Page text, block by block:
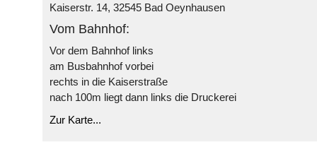
Kaiserstr. 14, 32545 Bad Oeynhausen
Vom Bahnhof:
Vor dem Bahnhof links
am Busbahnhof vorbei
rechts in die Kaiserstraße
nach 100m liegt dann links die Druckerei
Zur Karte...